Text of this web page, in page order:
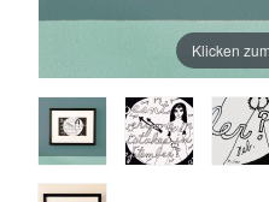
Klicken